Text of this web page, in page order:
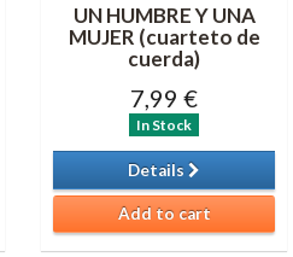
UN HUMBRE Y UNA
MUJER (cuarteto de
cuerda)
7,99 €
In Stock
Details
Add to cart